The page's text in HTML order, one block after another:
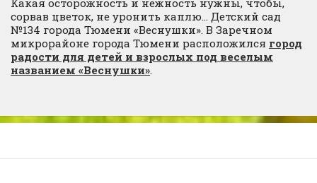
Какая осторожность и нежность нужны, чтобы,
сорвав цветок, не уронить каплю… Детский сад
№134 города Тюмени «Веснушки». В Заречном
микрорайоне города Тюмени расположился город
радости для детей и взрослых под веселым
названием «Веснушки».